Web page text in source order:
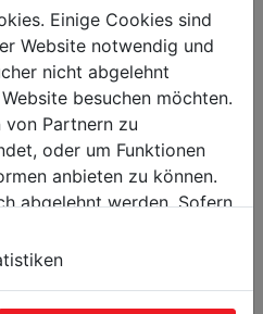
Einige Cookies sind
Website notwendig und
nicht abgelehnt
besuchen möchten.
von Partnern zu
oder um Funktionen
anbieten zu können.
abgelehnt werden. Sofern